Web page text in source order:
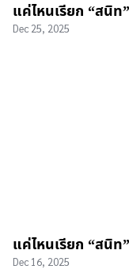
แค่ไหนเรียก “สนิท
Dec 25, 2025
แค่ไหนเรียก “สนิ
Dec 16, 2025